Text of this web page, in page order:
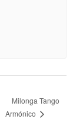
Milonga Tango
Armónico